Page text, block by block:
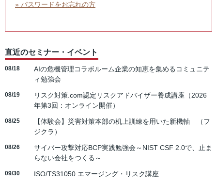
» パスワードをお忘れの方
直近のセミナー・イベント
08/18
AIの危機管理コラボルーム企業の知恵を集めるコミュニテ
ィ勉強会
08/19
リスク対策.com認定リスクアドバイザー養成講座（2026
年第3回：オンライン開催）
08/25
【体験会】災害対策本部の机上訓練を用いた新機軸 （フ
ジクラ）
08/26
サイバー攻撃対応BCP実践勉強会～NIST CSF 2.0で、止ま
らない会社をつくる～
09/30 ISO/TS31050 エマージング・リスク講座